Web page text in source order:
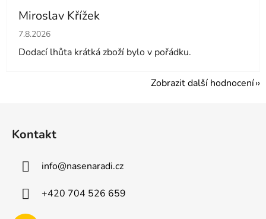
Miroslav Křížek
Hodnocení obchodu je 5 z 5 hvězdiček.
7.8.2026
Dodací lhůta krátká zboží bylo v pořádku.
Zobrazit další hodnocení
Kontakt
info@nasenaradi.cz
+420 704 526 659